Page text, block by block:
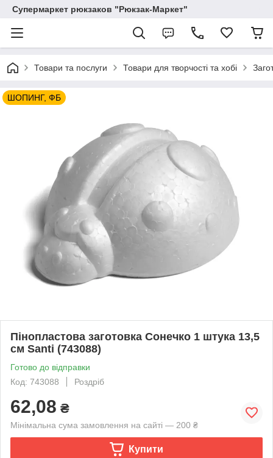
Супермаркет рюкзаков "Рюкзак-Маркет"
Товари та послуги Товари для творчості та хобі
ШОПИНГ, ФБ
Пінопластова заготовка Сонечко 1 штука 13,5
см Santi (743088)
Готово до відправки
Код: 743088
Роздріб
62,08 ₴
Мінімальна сума замовлення на сайті — 200 ₴
Купити